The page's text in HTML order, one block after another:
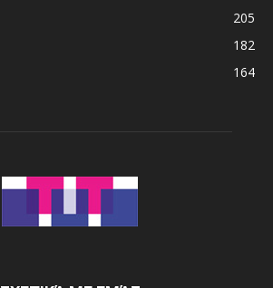
205
182
164